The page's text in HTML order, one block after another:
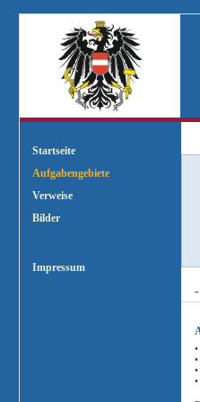
Startseite
Aufgabengebiete
Verweise
Bilder
Impressum